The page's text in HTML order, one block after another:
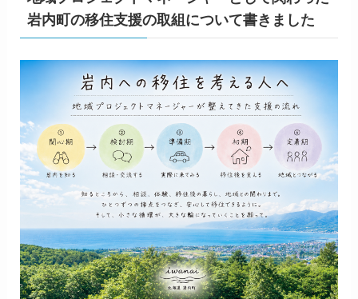
岩内町の移住支援の取組について書きました